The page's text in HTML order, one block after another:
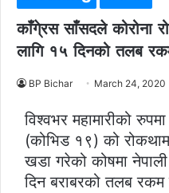
काँगे्रस साँसदले कोरोना
लागि १५ दिनको तलब
BP Bichar March 24, 2020
विश्वभर महामारीको
(कोभिड १९) को
खडा गरेको कोषमा
दिन बराबरको तलब